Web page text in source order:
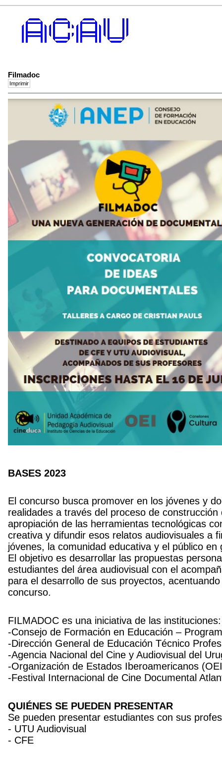
Filmadoc
BASES 2023
El concurso busca promover en los jóvenes y
realidades a través del proceso de
apropiación de las herramientas tecnológicas
creativa y difundir esos relatos audiovisuales a
jóvenes, la comunidad educativa y el público en
El objetivo es desarrollar las propuestas
estudiantes del área audiovisual con el
para el desarrollo de sus proyectos,
concurso.
FILMADOC es una iniciativa de las instituciones:
-Consejo de Formación en Educación –
-Dirección General de Educación Técnico
-Agencia Nacional del Cine y Audiovisual del
-Organización de Estados Iberoamericanos
-Festival Internacional de Cine Documental
QUIÉNES SE PUEDEN PRESENTAR
Se pueden presentar estudiantes con sus
- UTU Audiovisual
- CFE